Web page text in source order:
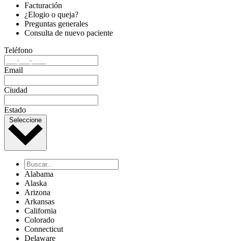
Facturación
¿Elogio o queja?
Preguntas generales
Consulta de nuevo paciente
Teléfono
Email
Ciudad
Estado
Seleccione
Alabama
Alaska
Arizona
Arkansas
California
Colorado
Connecticut
Delaware